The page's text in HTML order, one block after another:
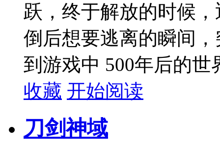
跃，终于解放的时候
倒后想要逃离的瞬间
到游戏中 500年后的世
收藏 开始阅读
刀剑神域